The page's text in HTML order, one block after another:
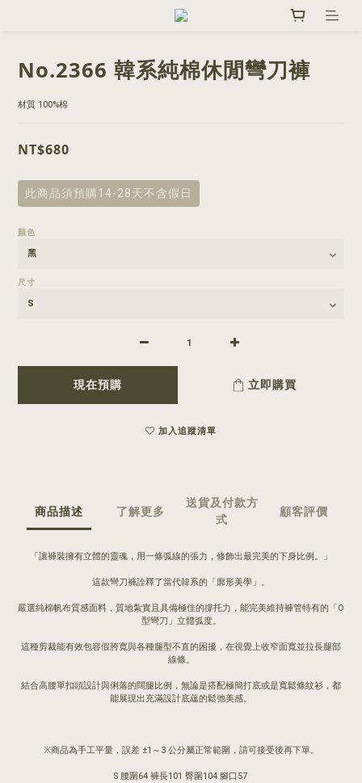
No.2366 韓系純棉休閒彎刀褲
材質 100%棉
NT$680
此商品須預購14-28天不含假日
顏色
尺寸
現在預購 立即購買
加入追蹤清單
商品描述 了解更多
送貨及付款方
式
顧客評價
「讓褲裝擁有立體的靈魂，用一條弧線的張力，修飾出最完美的下身比例。」
這款彎刀褲詮釋了當代韓系的「廓形美學」。
嚴選純棉帆布質感面料，質地紮實且具備極佳的撐托力，能完美維持褲管特有的「O
型彎刀」立體弧度。
這種剪裁能有效包容假胯寬與各種腿型不直的困擾，在視覺上收窄面寬並拉長腿部
線條。
結合高腰單扣頭設計與俐落的闊腿比例，無論是搭配極簡打底或是寬鬆條紋衫，都
能展現出充滿設計底蘊的鬆弛美感。
※商品為手工平量，誤差 ±1～3 公分屬正常範圍，請可接受後再下單。
S 腰圍64 褲長101 臀圍104 腳口57